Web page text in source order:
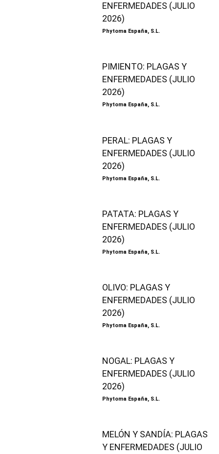
ENFERMEDADES (JULIO
2026)
Phytoma España, S.L.
PIMIENTO: PLAGAS Y
ENFERMEDADES (JULIO
2026)
Phytoma España, S.L.
PERAL: PLAGAS Y
ENFERMEDADES (JULIO
2026)
Phytoma España, S.L.
PATATA: PLAGAS Y
ENFERMEDADES (JULIO
2026)
Phytoma España, S.L.
OLIVO: PLAGAS Y
ENFERMEDADES (JULIO
2026)
Phytoma España, S.L.
NOGAL: PLAGAS Y
ENFERMEDADES (JULIO
2026)
Phytoma España, S.L.
MELÓN Y SANDÍA: PLAGAS
Y ENFERMEDADES (JULIO